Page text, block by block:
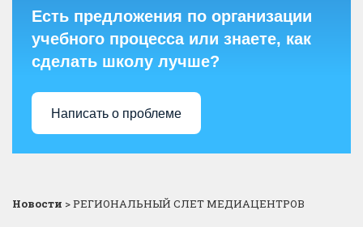
Есть предложения по организации
учебного процесса или знаете, как
сделать школу лучше?
Написать о проблеме
Новости >РЕГИОНАЛЬНЫЙ СЛЕТ МЕДИАЦЕНТРОВ